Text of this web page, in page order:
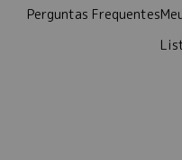
Perguntas Frequentes